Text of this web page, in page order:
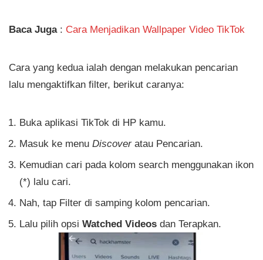
Baca Juga : Cara Menjadikan Wallpaper Video TikTok
Cara yang kedua ialah dengan melakukan pencarian
lalu mengaktifkan filter, berikut caranya:
Buka aplikasi TikTok di HP kamu.
Masuk ke menu Discover atau Pencarian.
Kemudian cari pada kolom search menggunakan ikon
(*) lalu cari.
Nah, tap Filter di samping kolom pencarian.
Lalu pilih opsi Watched Videos dan Terapkan.